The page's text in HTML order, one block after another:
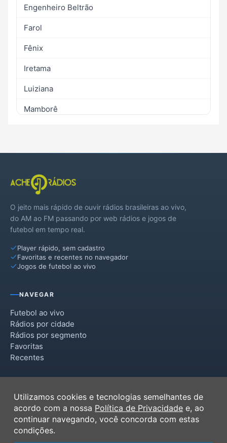
Engenheiro Beltrão
Farol
Fênix
Iretama
Luiziana
Mamborê
Terra Boa
O jeito mais rápido de ouvir rádios brasileiras ao vivo,
do AM ao FM passando por web rádios e jogos de
futebol em tempo real.
Player rápido, sem cadastro
Favoritas e recentes no navegador
Jogos de futebol ao vivo
NAVEGAR
Futebol ao vivo
Rádios por cidade
Rádios por segmento
Favoritas
Recentes
Termos de Uso
Política de Privacidade
Ferramentas
Contato
Utilizamos cookies e tecnologias semelhantes de
acordo com a nossa Política de Privacidade e, ao
continuar navegando, você concorda com estas
condições.